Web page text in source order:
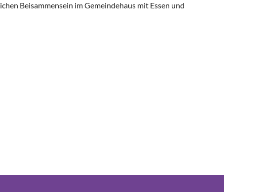
Beisammensein im Gemeindehaus mit Essen und